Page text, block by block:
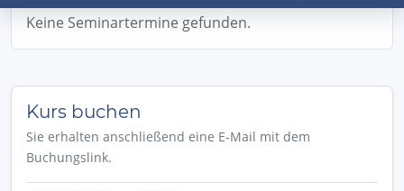
Keine Seminartermine gefunden.
Kurs buchen
Sie erhalten anschließend eine E-Mail mit dem
Buchungslink.